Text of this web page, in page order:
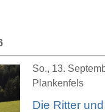
So., 13.
Plankenfels
Die Ritter